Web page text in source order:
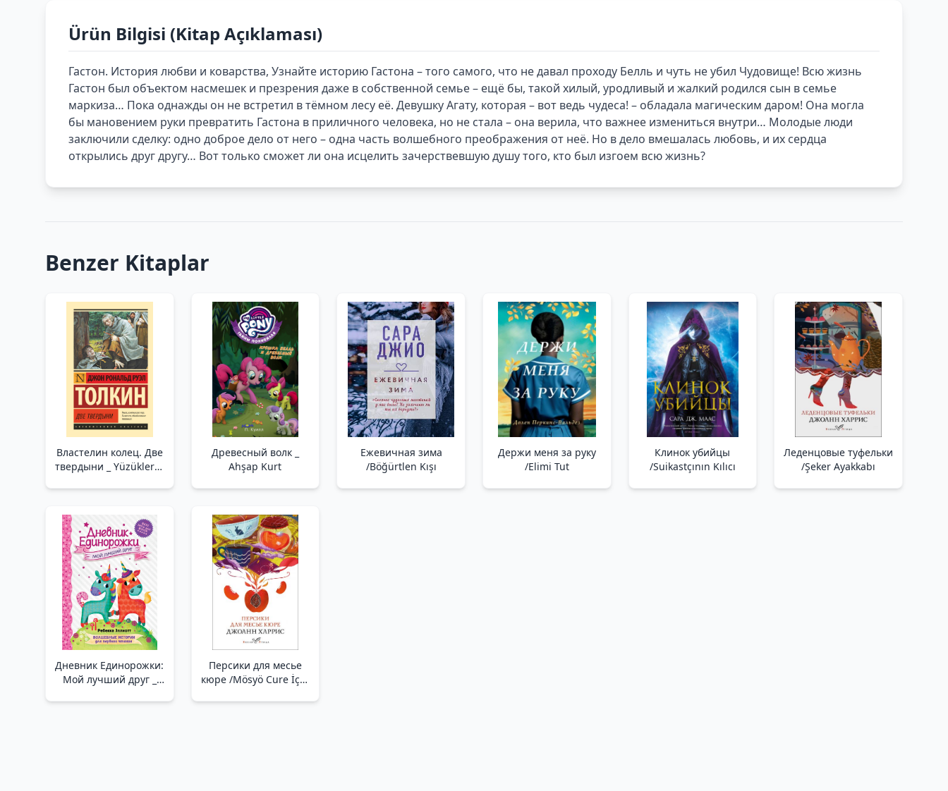
Ürün Bilgisi (Kitap Açıklaması)
Гастон. История любви и коварства, Узнайте историю Гастона – того самого, что не давал проходу Белль и чуть не убил Чудовище! Всю жизнь
Гастон был объектом насмешек и презрения даже в собственной семье – ещё бы, такой хилый, уродливый и жалкий родился сын в семье
маркиза… Пока однажды он не встретил в тёмном лесу её. Девушку Агату, которая – вот ведь чудеса! – обладала магическим даром! Она могла
бы мановением руки превратить Гастона в приличного человека, но не стала – она верила, что важнее измениться внутри… Молодые люди
заключили сделку: одно доброе дело от него – одна часть волшебного преображения от неё. Но в дело вмешалась любовь, и их сердца
открылись друг другу… Вот только сможет ли она исцелить зачерствевшую душу того, кто был изгоем всю жизнь?
Benzer Kitaplar
Властелин колец. Две
твердыни _ Yüzüklerin
Древесный волк _
Ahşap Kurt
Ежевичная зима
/Böğürtlen Kışı
Держи меня за руку
/Elimi Tut
Клинок убийцы
/Suikastçının Kılıcı
Леденцовые туфельки
/Şeker Ayakkabı
Дневник Единорожки:
Мой лучший друг _
Персики для месье
кюре /Mösyö Cure İçin